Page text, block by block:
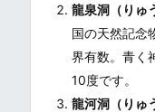
龍泉洞（りゅ
国の天然記念
界有数。青く
10度です。
龍河洞（りゅ